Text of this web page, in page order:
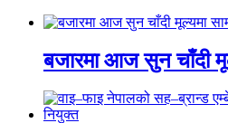
बजारमा आज सुन चाँदी